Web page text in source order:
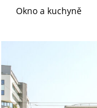
Okno a kuchyně